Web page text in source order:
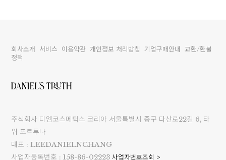
회사소개 서비스 이용약관 개인정보 처리방침 기업구매안내
교환/환불
정책
주식회사 디엠코스메틱스 코리아 서울특별시 중구 다산로22길 6, 타
워 포르투나
대표 : LEEDANIELNCHANG
사업자등록번호 : 158-86-02223 사업자번호조회 >